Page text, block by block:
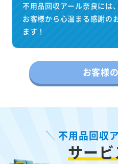
不用品回収アール奈良には
お客様から心温まる感謝の
ます！
お客様
不用品回収
サー